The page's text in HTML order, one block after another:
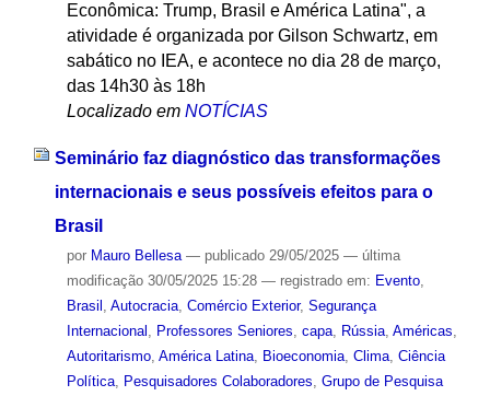
Econômica: Trump, Brasil e América Latina", a
atividade é organizada por Gilson Schwartz, em
sabático no IEA, e acontece no dia 28 de março,
das 14h30 às 18h
Localizado em NOTÍCIAS
Seminário faz diagnóstico das transformações
internacionais e seus possíveis efeitos para o
Brasil
por Mauro Bellesa — publicado29/05/2025 — última
modificação30/05/2025 15:28 — registrado em: Evento,
Brasil Autocracia, Comércio Exterior, Segurança
Internacional
Professores Seniores capa, Rússia, Américas
Autoritarismo, América Latina, Bioeconomia, Clima, Ciência
Política, Pesquisadores Colaboradores Grupo de Pesquisa